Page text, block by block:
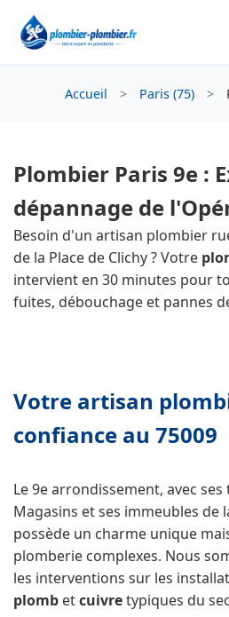
Accueil > Paris (75) >
Plombier Paris 9e :
dépannage de
Besoin d'un artisan plombier
de la Place de Clichy ? Votre
intervient en 30 minutes pour
fuites, débouchage et pannes
Votre artisan
confiance au 75009
Le 9e arrondissement, avec
Magasins et ses immeubles de
possède un charme unique
plomberie complexes. Nous
les interventions sur les
plomb etcuivretypiques du